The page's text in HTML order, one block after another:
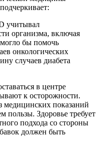
учитывал
организма, включая
бы помочь
онкологических
случаев диабета
в центре
к осторожности.
медицинских показаний
пользы. Здоровье требует
подхода со стороны
должен быть